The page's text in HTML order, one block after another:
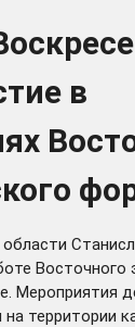
в
Восточного
Мероприятия
территории